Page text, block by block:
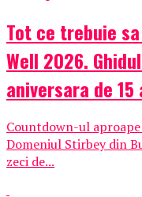
Tot ce trebuie
Well 2026.
aniversara de 15
Countdown-ul
Domeniul Stirbey din
zeci de...